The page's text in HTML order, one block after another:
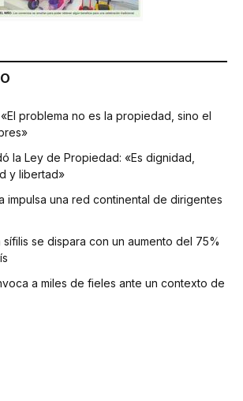
problema no es la propiedad, sino el
la Ley de Propiedad: «Es dignidad,
y libertad»
impulsa una red continental de dirigentes
sífilis se dispara con un aumento del 75%
a miles de fieles ante un contexto de